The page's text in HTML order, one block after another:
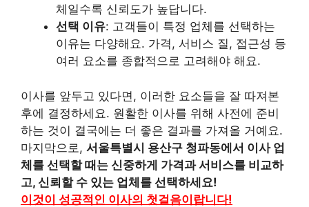
체일수록 신뢰도가 높답니다.
선택 이유: 고객들이 특정 업체를 선택하는
이유는 다양해요. 가격, 서비스 질, 접근성 등
여러 요소를 종합적으로 고려해야 해요.
이사를 앞두고 있다면, 이러한 요소들을 잘 따져본
후에 결정하세요. 원활한 이사를 위해 사전에 준비
하는 것이 결국에는 더 좋은 결과를 가져올 거예요.
마지막으로, 서울특별시 용산구 청파동에서 이사 업
체를 선택할 때는 신중하게 가격과 서비스를 비교하
고, 신뢰할 수 있는 업체를 선택하세요!
이것이 성공적인 이사의 첫걸음이랍니다!